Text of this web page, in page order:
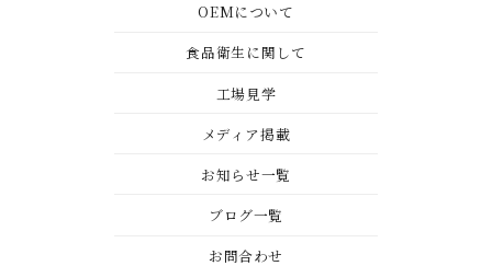
OEMについて
食品衛生に関して
工場見学
メディア掲載
お知らせ一覧
ブログ一覧
お問合わせ